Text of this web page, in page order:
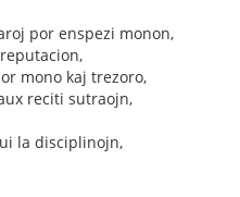
por enspezi monon,
mono kaj trezoro,
reciti sutraojn,
la disciplinojn,